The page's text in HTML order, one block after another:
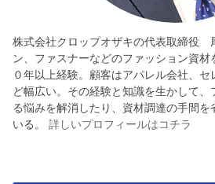
株式会社クロップオザキの代表取締役
ン、ファスナーなどのファッション資材
０年以上経験。顧客はアパレル会社、
ど幅広い。その経験と知識を生かして
る悩みを解消したり、資材調達の手間を
いる。詳しいプロフィールはコチラ